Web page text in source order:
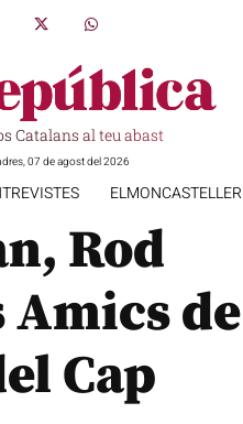
Catalans al teu abast
07 de agost del 2026
ELMONCASTELLER
Rod
Amics de
Cap